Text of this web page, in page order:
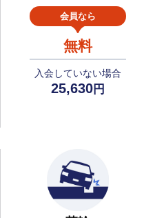
会員なら
無料
入会していない場合
25,630円